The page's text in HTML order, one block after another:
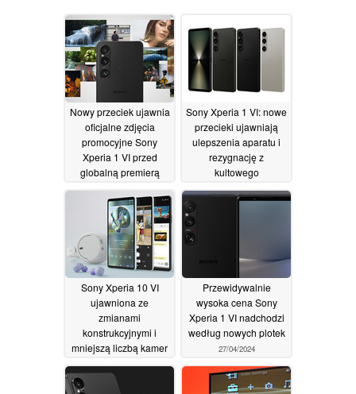
Nowy przeciek ujawnia
oficjalne zdjęcia
promocyjne Sony
Xperia 1 VI przed
globalną premierą
07/05/2024
Sony Xperia 1 VI: nowe
przecieki ujawniają
ulepszenia aparatu i
rezygnację z
kultowego
wyświetlacza 21: 9 dla
mniejszego następcy
Sony Xperia 10 VI
ujawniona ze
zmianami
konstrukcyjnymi i
mniejszą liczbą kamer
niż Xperia 10 V
03/05/2024
Przewidywalnie
wysoka cena Sony
Xperia 1 VI nadchodzi
według nowych plotek
27/04/2024